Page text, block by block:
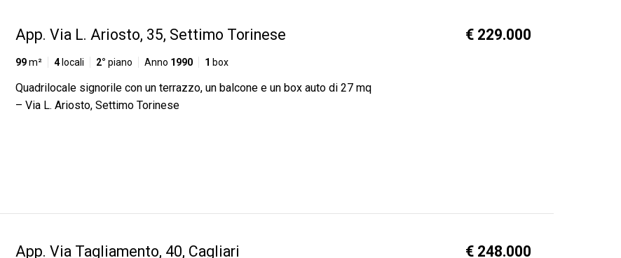
App. Via L. Ariosto, 35, Settimo Torinese
99m² 4locali 2° piano Anno 1990 1 box
€ 229.000
Quadrilocale signorile con un terrazzo, un balcone e un box auto di 27 mq
– Via L. Ariosto, Settimo Torinese
App. Via Tagliamento, 40, Cagliari € 248.000